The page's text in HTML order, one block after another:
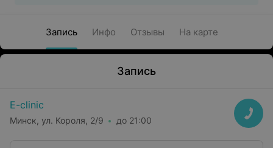
Запись Инфо Отзывы На карте
Запись
E-clinic
Минск, ул. Короля, 2/9 до 21:00